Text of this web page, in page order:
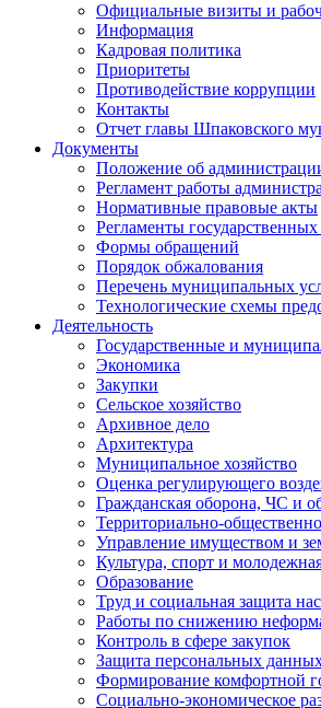
Официальные визиты и
Информация
Кадровая политика
Приоритеты
Противодействие коррупции
Контакты
Отчет главы Шпаковского
Документы
Положение об
Регламент работы
Нормативные правовые акты
Регламенты
Формы обращений
Порядок обжалования
Перечень муниципальных
Технологические схемы
Деятельность
Государственные и
Экономика
Закупки
Сельское хозяйство
Архивное дело
Архитектура
Муниципальное хозяйство
Оценка регулирующего
Гражданская оборона, ЧС и
Территориально-
Управление имуществом и
Культура, спорт и
Образование
Труд и социальная защита
Работы по снижению
Контроль в сфере закупок
Защита персональных
Формирование комфортной
Социально-экономическое